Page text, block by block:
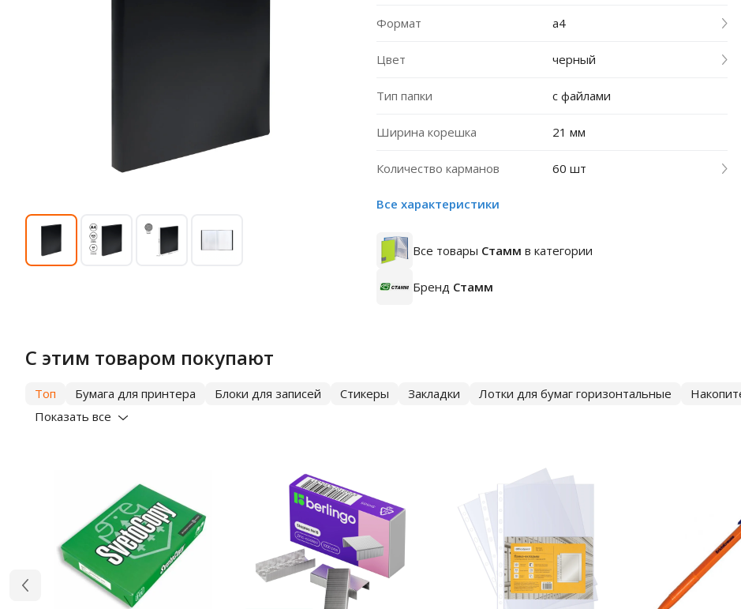
Формат a4
Цвет черный
Тип папки с файлами
Ширина корешка 21 мм
Количество карманов 60 шт
Все характеристики
Все товары Стамм в категории
Бренд Стамм
С этим товаром покупают
Топ Бумага для принтера Блоки для записей Стикеры Закладки Лотки для бумаг горизонтальные
Показать все